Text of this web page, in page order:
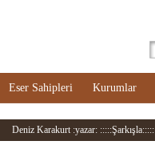
Eser Sahipleri Kurumlar
Deniz Karakurt :yazar: :::::Şarkışla:::::